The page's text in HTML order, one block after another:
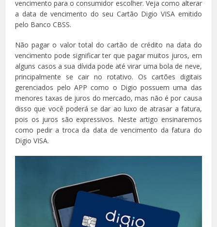
vencimento para o consumidor escolher. Veja como alterar
a data de vencimento do seu Cartão Digio VISA emitido
pelo Banco CBSS.
Não pagar o valor total do cartão de crédito na data do
vencimento pode significar ter que pagar muitos juros, em
alguns casos a sua dívida pode até virar uma bola de neve,
principalmente se cair no rotativo. Os cartões digitais
gerenciados pelo APP como o Digio possuem uma das
menores taxas de juros do mercado, mas não é por causa
disso que você poderá se dar ao luxo de atrasar a fatura,
pois os juros são expressivos. Neste artigo ensinaremos
como pedir a troca da data de vencimento da fatura do
Digio VISA.